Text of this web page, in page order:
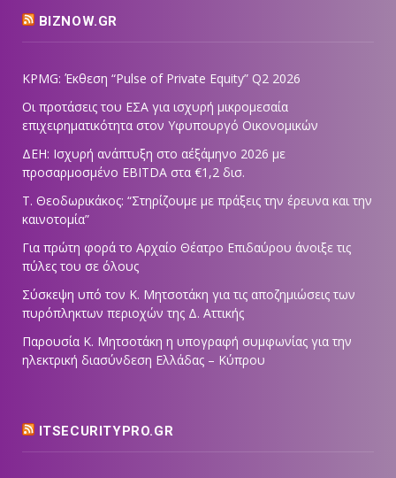
BIZNOW.GR
KPMG: Έκθεση “Pulse of Private Equity” Q2 2026
Οι προτάσεις του ΕΣΑ για ισχυρή μικρομεσαία
επιχειρηματικότητα στον Υφυπουργό Οικονομικών
ΔΕΗ: Ισχυρή ανάπτυξη στο α΄εξάμηνο 2026 με
προσαρμοσμένο EBITDA στα €1,2 δισ.
Τ. Θεοδωρικάκος: “Στηρίζουμε με πράξεις την έρευνα και την
καινοτομία”
Για πρώτη φορά το Αρχαίο Θέατρο Επιδαύρου άνοιξε τις
πύλες του σε όλους
Σύσκεψη υπό τον Κ. Μητσοτάκη για τις αποζημιώσεις των
πυρόπληκτων περιοχών της Δ. Αττικής
Παρουσία Κ. Μητσοτάκη η υπογραφή συμφωνίας για την
ηλεκτρική διασύνδεση Ελλάδας – Κύπρου
ITSECURITYPRO.GR